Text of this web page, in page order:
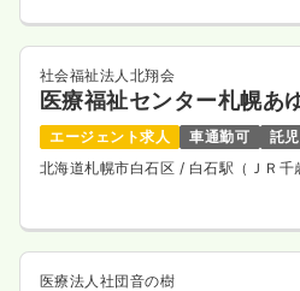
社会福祉法人北翔会
医療福祉センター札幌あ
エージェント求人 車通勤可
託
北海道札幌市白石区 / 白石駅（ＪＲ千
医療法人社団音の樹